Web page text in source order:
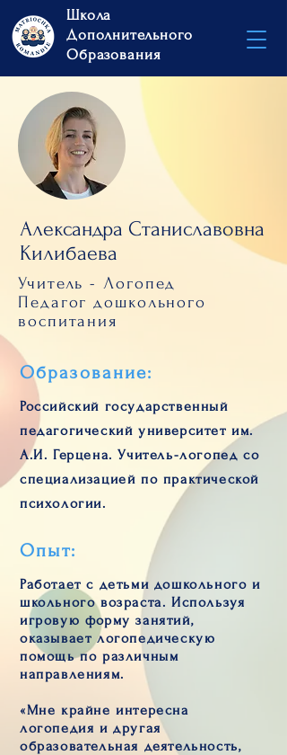
Школа
Дополнительного
Образования
Александра Станиславовна
Килибаева
Учитель - Логопед
Педагог дошкольного
воспитания
Образование:
Российский государственный
педагогический университет им.
А.И. Герцена. Учитель-логопед со
специализацией по практической
психологии.
Опыт:
Работает с детьми дошкольного и
школьного возраста. Используя
игровую форму занятий,
оказывает логопедическую
помощь по различным
направлениям.
«Мне крайне интересна
логопедия и другая
образовательная деятельность,